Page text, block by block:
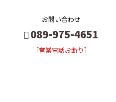
お問い合わせ
089-975-4651
［営業電話お断り］